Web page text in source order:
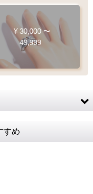
だけます
1商品¥1,100
最適なケースで
お届けします
¥ 30,000 〜
49,999
〜25号
すめ